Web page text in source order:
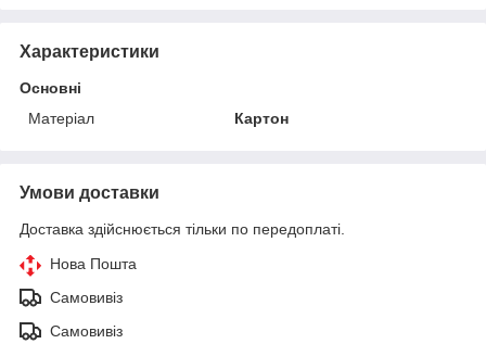
Характеристики
Основні
Матеріал
Картон
Умови доставки
Доставка здійснюється тільки по передоплаті.
Нова Пошта
Самовивіз
Самовивіз